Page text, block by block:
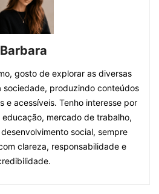
Barbara
gosto de explorar as diversas
sociedade, produzindo conteúdos
e acessíveis. Tenho interesse por
mercado de trabalho,
social, sempre
clareza, responsabilidade e